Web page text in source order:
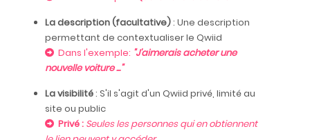
La description (facultative): Une description
permettant de contextualiser le Qwiid
Dans l'exemple: "J'aimerais acheter une
nouvelle voiture ..."
La visibilité: S'il s'agit d'un Qwiid privé, limité au
site ou public
Privé : Seules les personnes qui en obtiennent